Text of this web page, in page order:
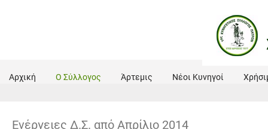
Αρχική Ο Σύλλογος Άρτεμις Νέοι Κυνηγοί
Ενέργειες Δ.Σ. από Απρίλιο 2014